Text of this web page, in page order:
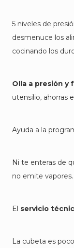
5 niveles de
desmenuce los
cocinando los
Olla a presión y
utensilio, ahorras
Ayuda a la
Ni te enteras de
no emite vapores.
El servicio
La cubeta es